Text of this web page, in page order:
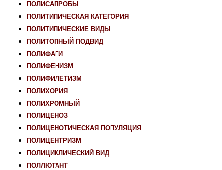
ПОЛИСАПРОБЫ
ПОЛИТИПИЧЕСКАЯ КАТЕГОРИЯ
ПОЛИТИПИЧЕСКИЕ ВИДЫ
ПОЛИТОПНЫЙ ПОДВИД
ПОЛИФАГИ
ПОЛИФЕНИЗМ
ПОЛИФИЛЕТИЗМ
ПОЛИХОРИЯ
ПОЛИХРОМНЫЙ
ПОЛИЦЕНОЗ
ПОЛИЦЕНОТИЧЕСКАЯ ПОПУЛЯЦИЯ
ПОЛИЦЕНТРИЗМ
ПОЛИЦИКЛИЧЕСКИЙ ВИД
ПОЛЛЮТАНТ